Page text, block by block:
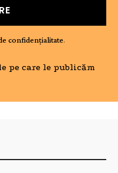
confidențialitate.
pe care le publicăm